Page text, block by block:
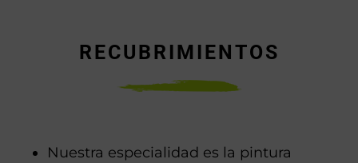
RECUBRIMIENTOS
Nuestra especialidad es la pintura